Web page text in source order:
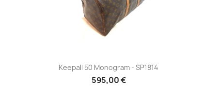
Keepall 50 Monogram - SP1814
595,00 €